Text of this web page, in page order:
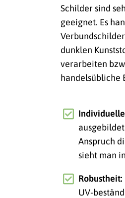
Schilder sind
geeignet. Es
dunklen
verarbeiten
handelsübliche
Anspruch
sieht man
Robustheit:
UV-